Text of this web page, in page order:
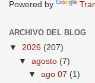
Powered by
ARCHIVO DEL BLOG
▼ 2026 (207)
▼agosto (7)
▼ago 07 (1)